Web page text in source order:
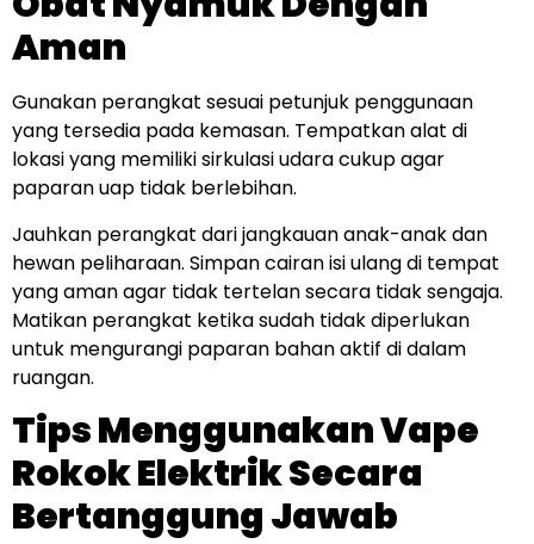
Aman
Gunakan perangkat sesuai petunjuk penggunaan
yang tersedia pada kemasan. Tempatkan alat di
lokasi yang memiliki sirkulasi udara cukup agar
paparan uap tidak berlebihan.
Jauhkan perangkat dari jangkauan anak-anak dan
hewan peliharaan. Simpan cairan isi ulang di tempat
yang aman agar tidak tertelan secara tidak sengaja.
Matikan perangkat ketika sudah tidak diperlukan
untuk mengurangi paparan bahan aktif di dalam
ruangan.
Tips Menggunakan Vape
Rokok Elektrik Secara
Bertanggung Jawab